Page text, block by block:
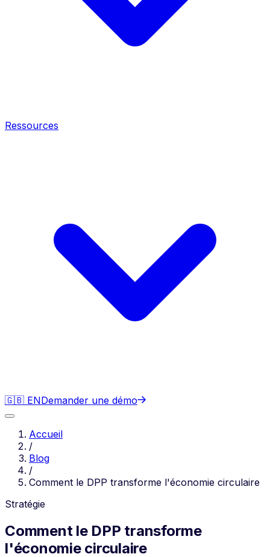
Ressources
🇬🇧 ENDemander une démo
Accueil
/
Blog
/
Comment le DPP transforme l'économie circulaire
Stratégie
Comment le DPP transforme
l'économie circulaire